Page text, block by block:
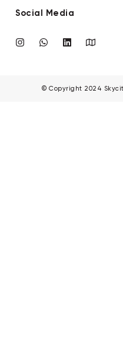
Social Media
© Copyright 2024